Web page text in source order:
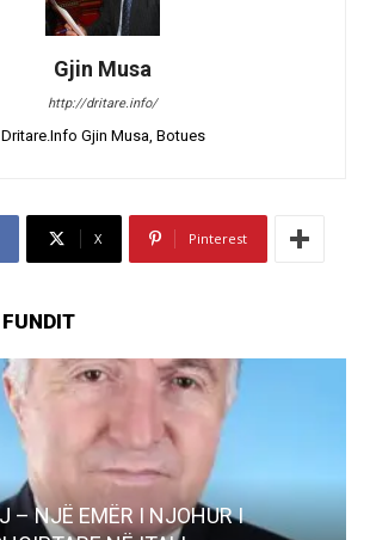
Gjin Musa
http://dritare.info/
Dritare.Info Gjin Musa, Botues
X Pinterest